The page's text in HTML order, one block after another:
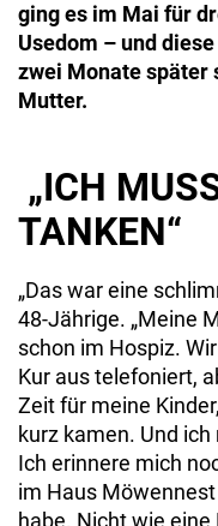
ging es im Mai für
Usedom – und
zwei Monate später
Mutter.
„ICH
TANKEN“
„Das war eine
48-Jährige. „Meine
schon im Hospiz.
Kur aus telefoniert,
Zeit für meine
kurz kamen. Und
Ich erinnere mich
im Haus
habe. Nicht wie